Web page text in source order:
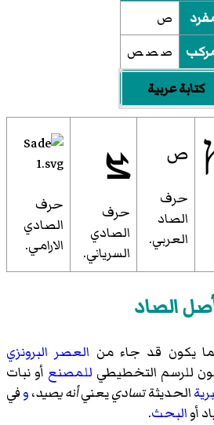
ص
ص‍ ‍ص‍ ‍ص
كتابة عربية
ص
حرف
الصاد
العربي.
ܨ
حرف
الصادي
السرياني.
حرف
الصادي
الارامي.
الصاد
العصر البرونزي
للرسم التخطيطي للمصنع أو نبات
الحديثةتسادييعنيأنه يصيد،وفي
أوالبحث.